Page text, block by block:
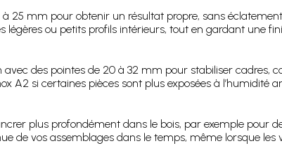
25 mm pour obtenir un résultat propre, sans
ou petits profils intérieurs, tout en gardant une
des pointes de 20 à 32 mm pour stabiliser cadres,
A2 si certaines pièces sont plus exposées à l’humidité
plus profondément dans le bois, par exemple pour
de vos assemblages dans le temps, même lorsque